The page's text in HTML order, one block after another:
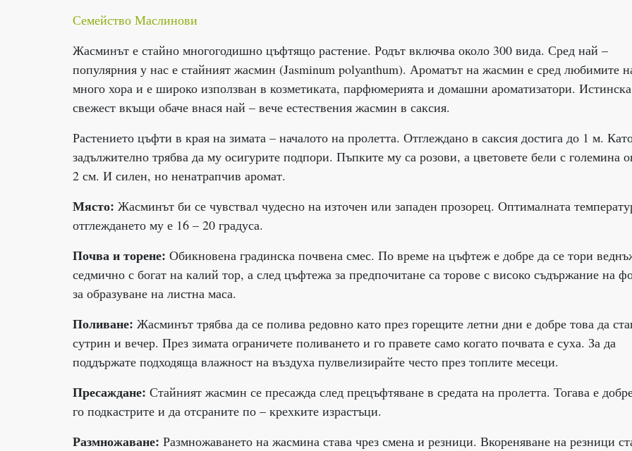
Семейство Маслинови
Жасминът е стайно многогодишно цъфтящо растение. Родът включва около 300 вида. Сред най –
популярния у нас е стайният жасмин (Jasminum polyanthum). Ароматът на жасмин е сред любимите
много хора и е широко използван в козметиката, парфюмерията и домашни ароматизатори. Истинска
свежест вкъщи обаче внася най – вече естествения жасмин в саксия.
Растението цъфти в края на зимата – началото на пролетта. Отглеждано в саксия достига до 1 м.
задължително трябва да му осигурите подпори. Пъпките му са розови, а цветовете бели с големина
2 см. И силен, но ненатрапчив аромат.
Място: Жасминът би се чувствал чудесно на източен или западен прозорец. Оптималната
отглеждането му е 16 – 20 градуса.
Почва и торене: Обикновена градинска почвена смес. По време на цъфтеж е добре да се тори
седмично с богат на калий тор, а след цъфтежа за предпочитане са торове с високо съдържание на
за образуване на листна маса.
Поливане: Жасминът трябва да се полива редовно като през горещите летни дни е добре това да
сутрин и вечер. През зимата ограничете поливането и го правете само когато почвата е суха. За да
поддържате подходяща влажност на въздуха пулвелизирайте често през топлите месеци.
Пресаждане: Стайният жасмин се пресажда след прецъфтяване в средата на пролетта. Тогава е
го подкастрите и да отсраните по – крехките израстъци.
Размножаване: Размножаването на жасмина става чрез смена и резници. Вкореняване на резници